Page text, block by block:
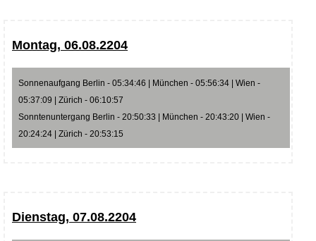
Montag, 06.08.2204
Sonnenaufgang Berlin - 05:34:46 | München - 05:56:34 | Wien -
05:37:09 | Zürich - 06:10:57
Sonntenuntergang Berlin - 20:50:33 | München - 20:43:20 | Wien -
20:24:24 | Zürich - 20:53:15
Dienstag, 07.08.2204